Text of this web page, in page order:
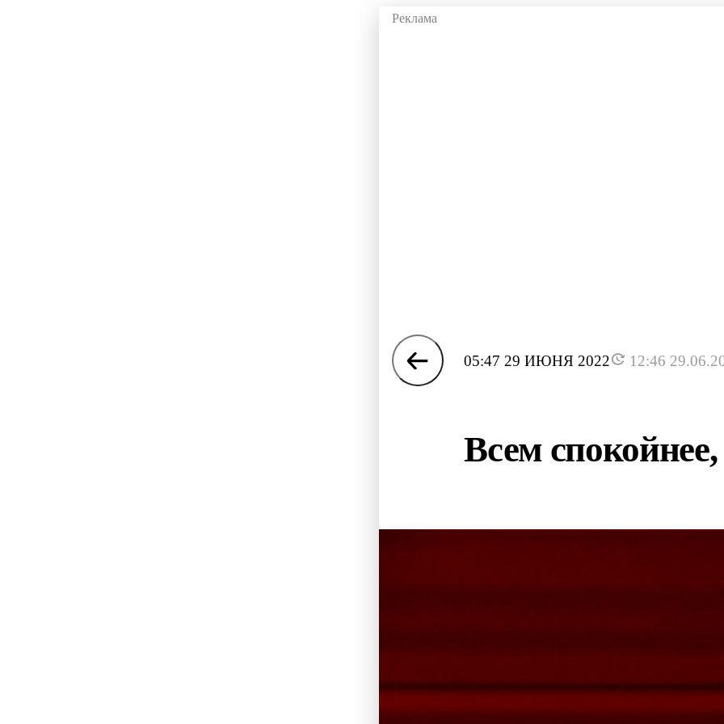
05:47 29 ИЮНЯ 2022 12:46
Всем спокойнее,